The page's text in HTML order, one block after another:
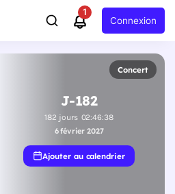
1
Connexion
Concert
J-182
182 jours 02:46:37
6 février 2027
Ajouter au calendrier